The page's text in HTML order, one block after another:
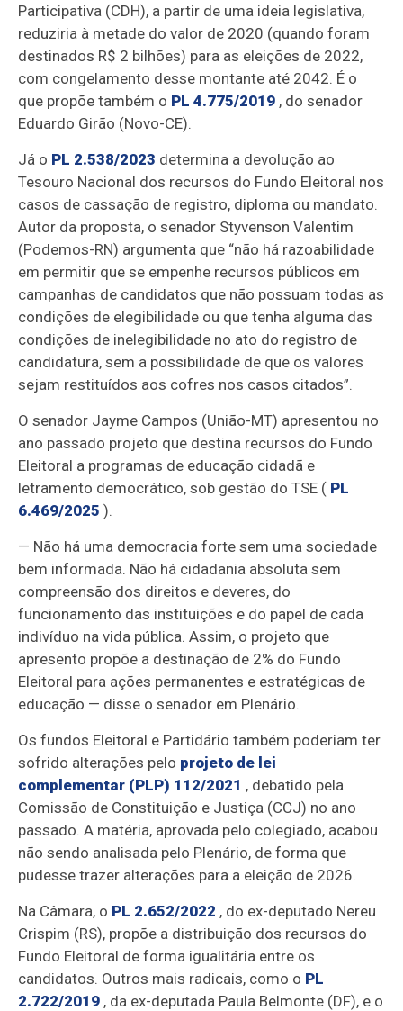
Participativa (CDH), a partir de uma ideia legislativa,
reduziria à metade do valor de 2020 (quando foram
destinados R$ 2 bilhões) para as eleições de 2022,
com congelamento desse montante até 2042. É o
que propõe também o PL 4.775/2019 , do senador
Eduardo Girão (Novo-CE).
Já o PL 2.538/2023 determina a devolução ao
Tesouro Nacional dos recursos do Fundo Eleitoral nos
casos de cassação de registro, diploma ou mandato.
Autor da proposta, o senador Styvenson Valentim
(Podemos-RN) argumenta que “não há razoabilidade
em permitir que se empenhe recursos públicos em
campanhas de candidatos que não possuam todas as
condições de elegibilidade ou que tenha alguma das
condições de inelegibilidade no ato do registro de
candidatura, sem a possibilidade de que os valores
sejam restituídos aos cofres nos casos citados”.
O senador Jayme Campos (União-MT) apresentou no
ano passado projeto que destina recursos do Fundo
Eleitoral a programas de educação cidadã e
letramento democrático, sob gestão do TSE ( PL
6.469/2025 ).
— Não há uma democracia forte sem uma sociedade
bem informada. Não há cidadania absoluta sem
compreensão dos direitos e deveres, do
funcionamento das instituições e do papel de cada
indivíduo na vida pública. Assim, o projeto que
apresento propõe a destinação de 2% do Fundo
Eleitoral para ações permanentes e estratégicas de
educação — disse o senador em Plenário.
Os fundos Eleitoral e Partidário também poderiam ter
sofrido alterações pelo projeto de lei
complementar (PLP) 112/2021 , debatido pela
Comissão de Constituição e Justiça (CCJ) no ano
passado. A matéria, aprovada pelo colegiado, acabou
não sendo analisada pelo Plenário, de forma que
pudesse trazer alterações para a eleição de 2026.
Na Câmara, o PL 2.652/2022 , do ex-deputado Nereu
Crispim (RS), propõe a distribuição dos recursos do
Fundo Eleitoral de forma igualitária entre os
candidatos. Outros mais radicais, como o PL
2.722/2019 , da ex-deputada Paula Belmonte (DF), e o